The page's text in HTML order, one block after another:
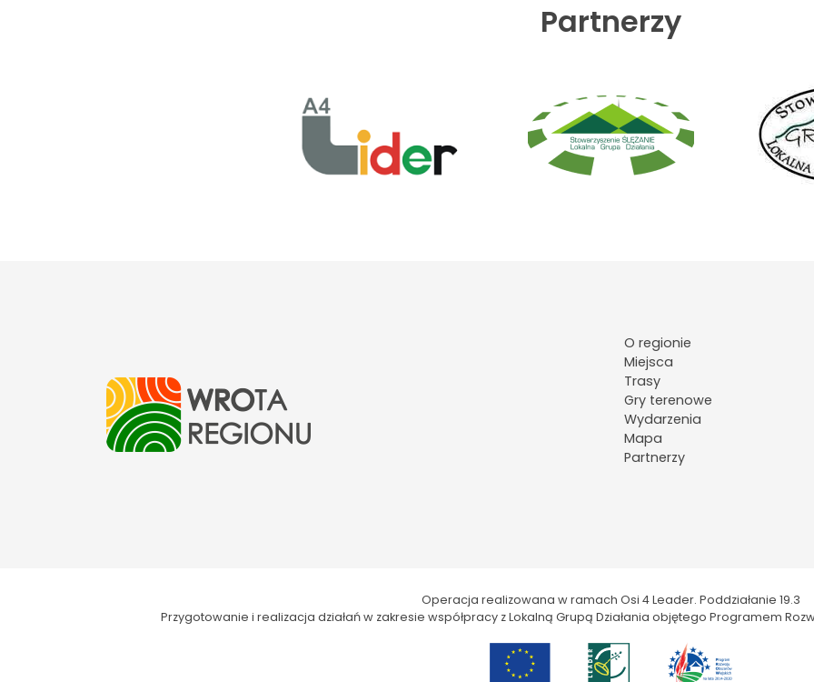
Partnerzy
O regionie
Miejsca
Trasy
Gry terenowe
Wydarzenia
Mapa
Partnerzy
Operacja realizowana w ramach Osi 4 Leader. Poddziałanie 19.3
Przygotowanie i realizacja działań w zakresie współpracy z Lokalną Grupą Działania objętego Programem